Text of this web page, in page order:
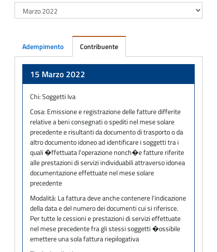
Adempimento Contribuente
15 Marzo 2022
Chi:Soggetti Iva
Cosa: Emissione e registrazione delle fatture differite
relative a beni consegnati o spediti nel mese solare
precedente e risultanti da documento di trasporto o da
altro documento idoneo ad identificare i soggetti tra i
quali �ffettuata l'operazione nonch�e fatture riferite
alle prestazioni di servizi individuabili attraverso idonea
documentazione effettuate nel mese solare
precedente
Modalità: La fattura deve anche contenere l'indicazione
della data e del numero dei documenti cui si riferisce.
Per tutte le cessioni e prestazioni di servizi effettuate
nel mese precedente fra gli stessi soggetti �ossibile
emettere una sola fattura riepilogativa